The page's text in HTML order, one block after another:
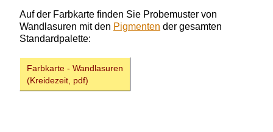
Auf der Farbkarte finden Sie Probemuster von
Wandlasuren mit den Pigmenten der gesamten
Standardpalette:
Farbkarte - Wandlasuren
(Kreidezeit, pdf)